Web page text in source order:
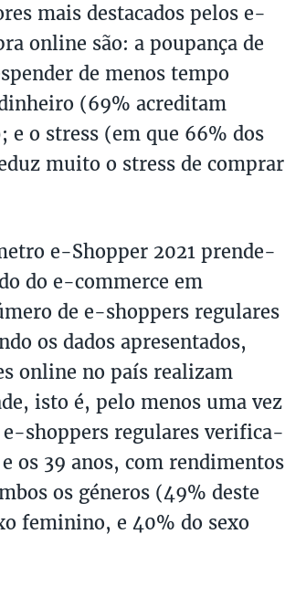
mais destacados pelos e-
online são: a poupança de
de menos tempo
(69% acreditam
o stress (em que 66% dos
muito o stress de comprar
e-Shopper 2021 prende-
do e-commerce em
de e-shoppers regulares
os dados apresentados,
online no país realizam
isto é, pelo menos uma vez
shoppers regulares verifica-
os 39 anos, com rendimentos
os géneros (49% deste
feminino, e 40% do sexo